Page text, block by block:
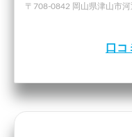
〒708-0842 岡山県津山市河
口コ